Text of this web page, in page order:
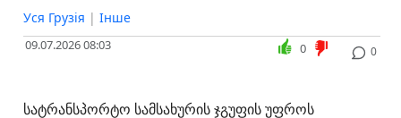
Уся Грузія | Інше
09.07.2026 08:03 0
0
ᲡᲐᲢᲠᲐᲜᲡᲞᲝᲠᲢᲝ ᲡᲐᲛᲡᲐᲮᲣᲠᲘᲡ ᲯᲒᲣᲤᲘᲡ ᲣᲤᲠᲝᲡ